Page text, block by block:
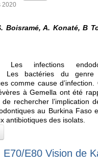
2020
Boisramé, A. Konaté, B
Les infections
Les bactéries du
comme cause d’infection.
à Gemella ont été
rechercher l’implication
au Burkina Faso
antibiotiques des isolats.
E80 Vision de